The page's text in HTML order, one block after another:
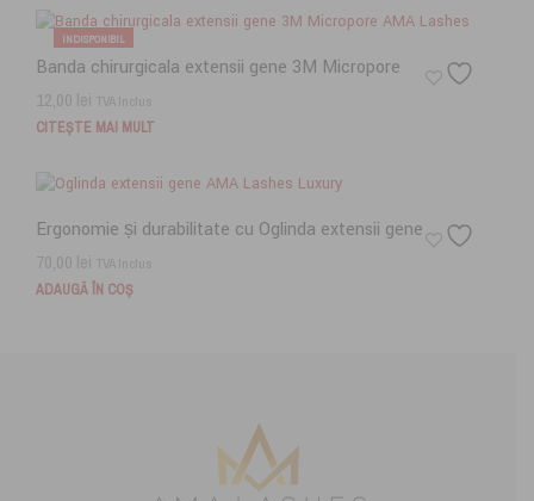
INDISPONIBIL
Banda chirurgicala extensii gene 3M Micropore
12,00lei TVA Inclus
CITEȘTE MAI MULT
Ergonomie și durabilitate cu Oglinda extensii gene
70,00lei TVA Inclus
ADAUGĂ ÎN COȘ